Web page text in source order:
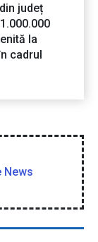
județ
la
cadrul
News